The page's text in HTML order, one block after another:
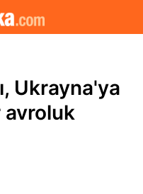
Ukrayna'ya
avroluk